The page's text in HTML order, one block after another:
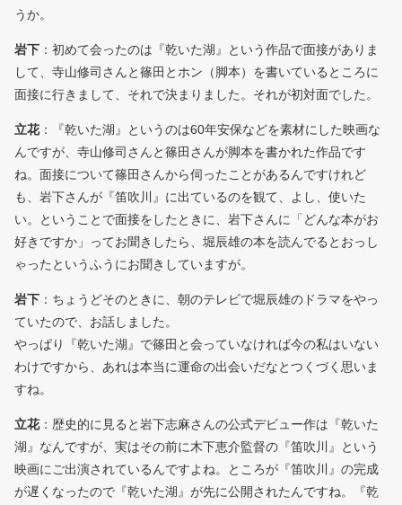
うか。
岩下 ：初めて会ったのは『乾いた湖』という作品で面接がありま
して、寺山修司さんと篠田とホン（脚本）を書いているところに
面接に行きまして、それで決まりました。それが初対面でした。
立花：『乾いた湖』というのは60年安保などを素材にした映画な
んですが、寺山修司さんと篠田さんが脚本を書かれた作品です
ね。面接について篠田さんから伺ったことがあるんですけれど
も、岩下さんが『笛吹川』に出ているのを観て、よし、使いた
い。ということで面接をしたときに、岩下さんに「どんな本がお
好きですか」ってお聞きしたら、堀辰雄の本を読んでるとおっし
ゃったというふうにお聞きしていますが。
岩下 ：ちょうどそのときに、朝のテレビで堀辰雄のドラマをやっ
ていたので、お話しました。
やっぱり『乾いた湖』で篠田と会っていなければ今の私はいない
わけですから、あれは本当に運命の出会いだなとつくづく思いま
すね。
立花：歴史的に見ると岩下志麻さんの公式デビュー作は『乾いた
湖』なんですが、実はその前に木下恵介監督の『笛吹川』という
映画にご出演されているんですよね。ところが『笛吹川』の完成
が遅くなったので『乾いた湖』が先に公開されたんですね。『乾